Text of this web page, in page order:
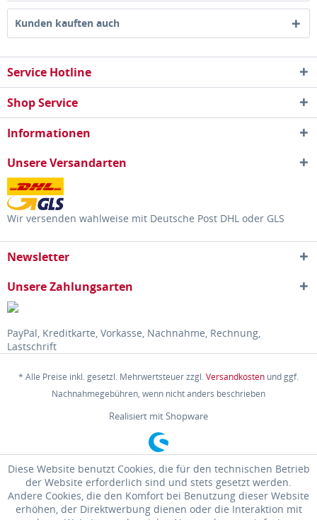
Kunden kauften auch
Service Hotline
Shop Service
Informationen
Unsere Versandarten
Wir versenden wahlweise mit Deutsche Post DHL oder GLS
Newsletter
Unsere Zahlungsarten
PayPal, Kreditkarte, Vorkasse, Nachnahme, Rechnung,
Lastschrift
* Alle Preise inkl. gesetzl. Mehrwertsteuer zzgl.Versandkosten und ggf.
Nachnahmegebühren, wenn nicht anders beschrieben
Realisiert mit Shopware
Diese Website benutzt Cookies, die für den technischen Betrieb
der Website erforderlich sind und stets gesetzt werden.
Andere Cookies, die den Komfort bei Benutzung dieser Website
erhöhen, der Direktwerbung dienen oder die Interaktion mit